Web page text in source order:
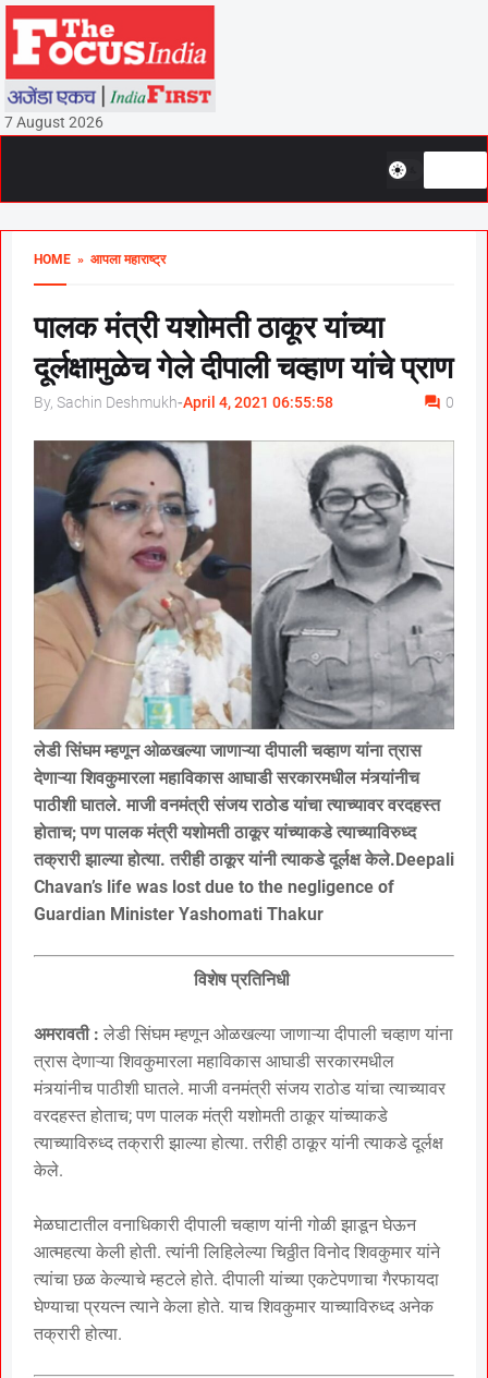
7 August 2026
HOME » आपला महाराष्ट्र
पालक मंत्री यशोमती ठाकूर यांच्या
दूर्लक्षामुळेच गेले दीपाली चव्हाण यांचे प्राण
By, Sachin Deshmukh-April 4, 2021 06:55:58 0
लेडी सिंघम म्हणून ओळखल्या जाणाऱ्या दीपाली चव्हाण यांना त्रास
देणाऱ्या शिवकुमारला महाविकास आघाडी सरकारमधील मंत्र्यांनीच
पाठीशी घातले. माजी वनमंत्री संजय राठोड यांचा त्याच्यावर वरदहस्त
होताच; पण पालक मंत्री यशोमती ठाकूर यांच्याकडे त्याच्याविरुध्द
तक्रारी झाल्या होत्या. तरीही ठाकूर यांनी त्याकडे दूर्लक्ष केले.Deepali
Chavan’s life was lost due to the negligence of
Guardian Minister Yashomati Thakur
विशेष प्रतिनिधी
अमरावती : लेडी सिंघम म्हणून ओळखल्या जाणाऱ्या दीपाली चव्हाण यांना
त्रास देणाऱ्या शिवकुमारला महाविकास आघाडी सरकारमधील
मंत्र्यांनीच पाठीशी घातले. माजी वनमंत्री संजय राठोड यांचा त्याच्यावर
वरदहस्त होताच; पण पालक मंत्री यशोमती ठाकूर यांच्याकडे
त्याच्याविरुध्द तक्रारी झाल्या होत्या. तरीही ठाकूर यांनी त्याकडे दूर्लक्ष
केले.
मेळघाटातील वनाधिकारी दीपाली चव्हाण यांनी गोळी झाडून घेऊन
आत्महत्या केली होती. त्यांनी लिहिलेल्या चिठ्ठीत विनोद शिवकुमार यांने
त्यांचा छळ केल्याचे म्हटले होते. दीपाली यांच्या एकटेपणाचा गैरफायदा
घेण्याचा प्रयत्न त्याने केला होते. याच शिवकुमार याच्याविरुध्द अनेक
तक्रारी होत्या.